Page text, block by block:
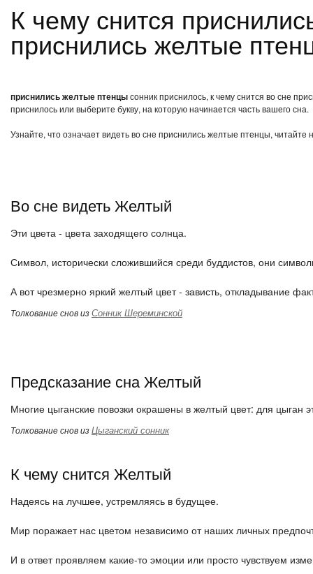
К чему снится приснились желтые птенцы?
приснились желтые
приснились желтые птенцысонник приснилось, к чему снится во сне
приснилось или выберите букву, на которую начинается часть вашего сна.
Узнайте, что означает видеть во сне приснились желтые птенцы,
Во сне видеть Желтый
Эти цвета - цвета заходящего солнца.
Символ, исторически сложившийся среди буддистов, они
А вот чрезмерно яркий желтый цвет - зависть, откладывание
Толкование снов изСонник Шереминской
Предсказание сна Желтый
Многие цыганские повозки окрашены в желтый цвет: для цыган
Толкование снов изЦыганский сонник
К чему снится Желтый
Надеясь на лучшее, устремляясь в будущее.
Мир поражает нас цветом независимо от наших личных
И в ответ проявляем какие-то эмоции или просто чувствуем